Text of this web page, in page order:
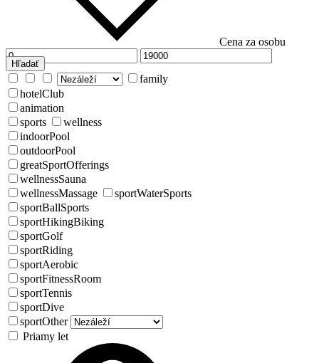
Cena za osobu
Hľadať
family
hotelClub
animation
sports
wellness
indoorPool
outdoorPool
greatSportOfferings
wellnessSauna
wellnessMassage
sportWaterSports
sportBallSports
sportHikingBiking
sportGolf
sportRiding
sportAerobic
sportFitnessRoom
sportTennis
sportDive
sportOther
Priamy let